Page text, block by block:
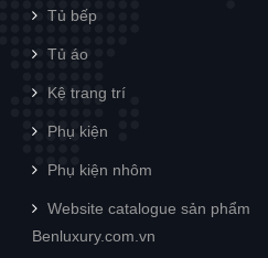
Tủ bếp
Tủ áo
Kệ trang trí
Phụ kiện
Phụ kiện nhôm
Website catalogue sản phẩm
Benluxury.com.vn